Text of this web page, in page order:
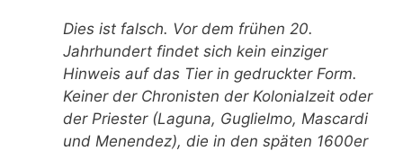
Dies ist falsch. Vor dem frühen 20.
Jahrhundert findet sich kein einziger
Hinweis auf das Tier in gedruckter Form.
Keiner der Chronisten der Kolonialzeit oder
der Priester (Laguna, Guglielmo, Mascardi
und Menendez), die in den späten 1600er